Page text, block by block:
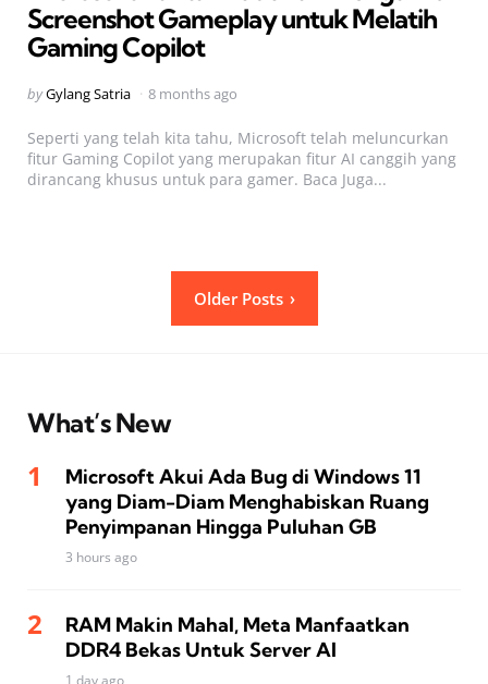
Screenshot Gameplay untuk Melatih
Gaming Copilot
Posted
byGylang Satria 8 months ago
Seperti yang telah kita tahu, Microsoft telah meluncurkan
fitur Gaming Copilot yang merupakan fitur AI canggih yang
dirancang khusus untuk para gamer. Baca Juga...
Older Posts
What’s New
Microsoft Akui Ada Bug di Windows 11
yang Diam-Diam Menghabiskan Ruang
Penyimpanan Hingga Puluhan GB
3 hours ago
RAM Makin Mahal, Meta Manfaatkan
DDR4 Bekas Untuk Server AI